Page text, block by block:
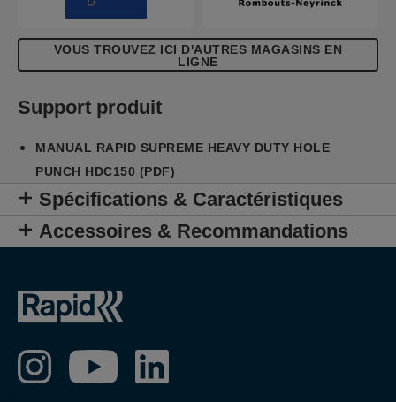
VOUS TROUVEZ ICI D'AUTRES MAGASINS EN
LIGNE
Support produit
MANUAL RAPID SUPREME HEAVY DUTY HOLE
PUNCH HDC150 (PDF)
Spécifications & Caractéristiques
Accessoires & Recommandations